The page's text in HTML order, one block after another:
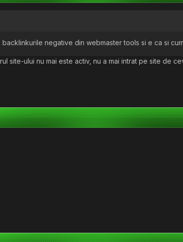
negative din webmaster tools si e ca si
site-ului nu mai este activ, nu a mai intrat pe site de